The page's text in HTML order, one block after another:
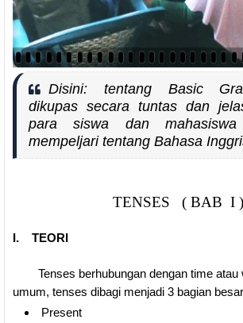
Disini: tentang Basic
dikupas secara tuntas dan
para siswa dan
mempeljari tentang Bahasa
TENSES ( BAB I )
I. TEORI
Tenses berhubungan dengan time atau
umum, tenses dibagi menjadi 3 bagian
Present